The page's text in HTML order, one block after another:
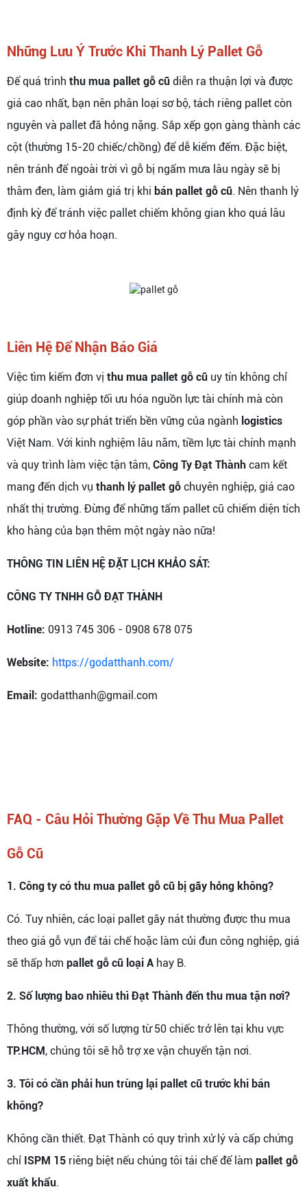
Những Lưu Ý Trước Khi Thanh Lý Pallet Gỗ
Để quá trình thu mua pallet gỗ cũ diễn ra thuận lợi và được
giá cao nhất, bạn nên phân loại sơ bộ, tách riêng pallet còn
nguyên và pallet đã hỏng nặng. Sắp xếp gọn gàng thành các
cột (thường 15-20 chiếc/chồng) để dễ kiểm đếm. Đặc biệt,
nên tránh để ngoài trời vì gỗ bị ngấm mưa lâu ngày sẽ bị
thâm đen, làm giảm giá trị khi bán pallet gỗ cũ. Nên thanh lý
định kỳ để tránh việc pallet chiếm không gian kho quá lâu
gây nguy cơ hỏa hoạn.
Liên Hệ Để Nhận Báo Giá
Việc tìm kiếm đơn vị thu mua pallet gỗ cũ uy tín không chỉ
giúp doanh nghiệp tối ưu hóa nguồn lực tài chính mà còn
góp phần vào sự phát triển bền vững của ngành logistics
Việt Nam. Với kinh nghiệm lâu năm, tiềm lực tài chính mạnh
và quy trình làm việc tận tâm, Công Ty Đạt Thành cam kết
mang đến dịch vụ thanh lý pallet gỗ chuyên nghiệp, giá cao
nhất thị trường. Đừng để những tấm pallet cũ chiếm diện tích
kho hàng của bạn thêm một ngày nào nữa!
THÔNG TIN LIÊN HỆ ĐẶT LỊCH KHẢO SÁT:
CÔNG TY TNHH GỖ ĐẠT THÀNH
Hotline: 0913 745 306 - 0908 678 075
Website: https://godatthanh.com/
Email: godatthanh@gmail.com
FAQ - Câu Hỏi Thường Gặp Về Thu Mua Pallet
Gỗ Cũ
1. Công ty có thu mua pallet gỗ cũ bị gãy hỏng không?
Có. Tuy nhiên, các loại pallet gãy nát thường được thu mua
theo giá gỗ vụn để tái chế hoặc làm củi đun công nghiệp, giá
sẽ thấp hơn pallet gỗ cũ loại A hay B.
2. Số lượng bao nhiêu thì Đạt Thành đến thu mua tận nơi?
Thông thường, với số lượng từ 50 chiếc trở lên tại khu vực
TP.HCM, chúng tôi sẽ hỗ trợ xe vận chuyển tận nơi.
3. Tôi có cần phải hun trùng lại pallet cũ trước khi bán
không?
Không cần thiết. Đạt Thành có quy trình xử lý và cấp chứng
chỉ ISPM 15 riêng biệt nếu chúng tôi tái chế để làm pallet gỗ
xuất khẩu.